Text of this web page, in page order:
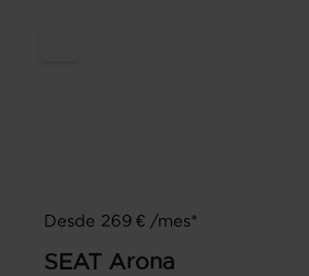
Desde 269 € /mes*
SEAT Arona